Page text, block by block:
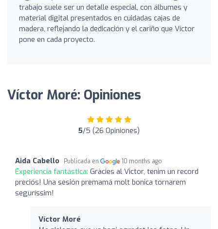
trabajo suele ser un detalle especial, con álbumes y
material digital presentados en cuidadas cajas de
madera, reflejando la dedicación y el cariño que Víctor
pone en cada proyecto.
Víctor Moré: Opiniones
5/5 (26 Opiniones)
Aida Cabello Publicada en 10 months ago
Experiencia fantástica: Gràcies al Victor, tenim un record
preciós! Una sesión premamá molt bonica tornarem
seguríssim!
Víctor Moré